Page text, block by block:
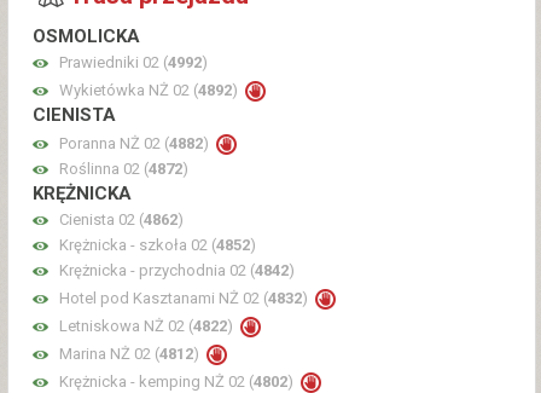
OSMOLICKA
Prawiedniki 02 (4992)
Wykietówka NŻ 02 (4892)
CIENISTA
Poranna NŻ 02 (4882)
Roślinna 02 (4872)
KRĘŻNICKA
Cienista 02 (4862)
Krężnicka - szkoła 02 (4852)
Krężnicka - przychodnia 02 (4842)
Hotel pod Kasztanami NŻ 02 (4832)
Letniskowa NŻ 02 (4822)
Marina NŻ 02 (4812)
Krężnicka - kemping NŻ 02 (4802)